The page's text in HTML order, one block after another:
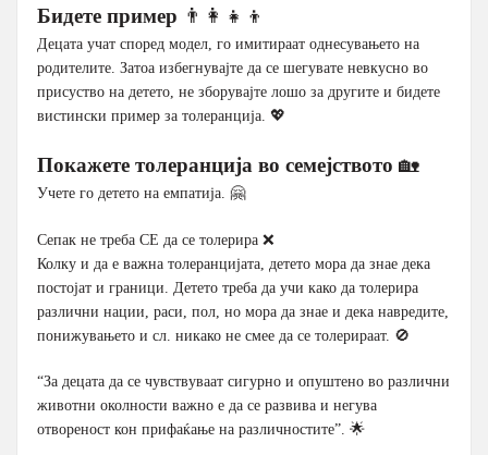
Бидете пример 👨‍👩‍👧‍👦
Децата учат според модел, го имитираат однесувањето на
родителите. Затоа избегнувајте да се шегувате невкусно во
присуство на детето, не зборувајте лошо за другите и бидете
вистински пример за толеранција. 💖
Покажете толеранција во семејството 🏡
Учете го детето на емпатија. 🤗
Сепак не треба СЕ да се толерира ❌
Колку и да е важна толеранцијата, детето мора да знае дека
постојат и граници. Детето треба да учи како да толерира
различни нации, раси, пол, но мора да знае и дека навредите,
понижувањето и сл. никако не смее да се толерираат. 🚫
“За децата да се чувствуваат сигурно и опуштено во различни
животни околности важно е да се развива и негува
отвореност кон прифаќање на различностите”. 🌟